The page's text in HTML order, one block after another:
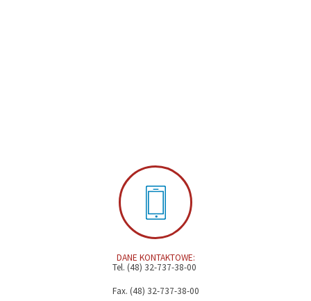
DANE KONTAKTOWE:
Tel. (48) 32-737-38-00
Fax. (48) 32-737-38-00